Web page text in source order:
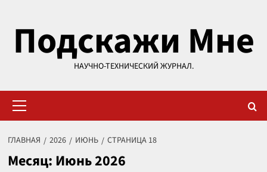
содержимому
Подскажи Мне
НАУЧНО-ТЕХНИЧЕСКИЙ ЖУРНАЛ.
меню
ГЛАВНАЯ 2026 ИЮНЬ СТРАНИЦА 18
Месяц: Июнь 2026